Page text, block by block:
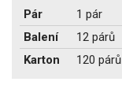
Pár
1 pár
Balení
12 párů
Karton
120 párů